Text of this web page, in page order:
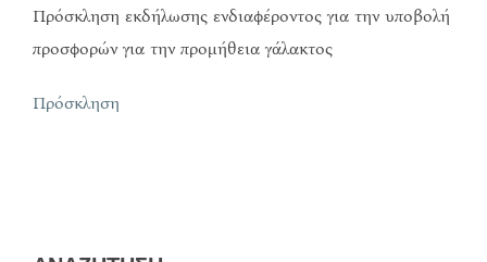
Πρόσκληση εκδήλωσης ενδιαφέροντος για την υποβολή
προσφορών για την προμήθεια γάλακτος
Πρόσκληση